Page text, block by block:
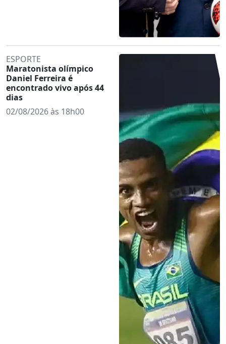
ESPORTE
Maratonista olímpico
Daniel Ferreira é
encontrado vivo após 44
dias
02/08/2026 às 18h00